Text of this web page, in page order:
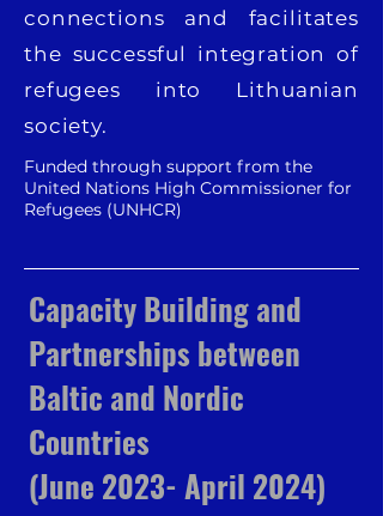
connections and facilitates
the successful integration of
refugees into Lithuanian
society.
Funded through support from the
United Nations High Commissioner for
Refugees (UNHCR)
Capacity Building and
Partnerships between
Baltic and Nordic
Countries
(June 2023- April 2024)